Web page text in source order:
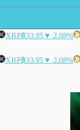
XRP฿33.95▼ 2.08%
XRP฿33.95▼ 2.08%